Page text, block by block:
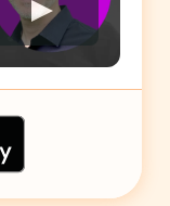
Play Video